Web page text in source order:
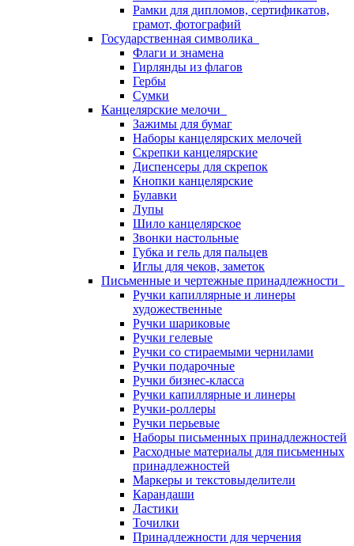
Рамки для дипломов, сертификатов,
грамот, фотографий
Государственная символика
Флаги и знамена
Гирлянды из флагов
Гербы
Сумки
Канцелярские мелочи
Зажимы для бумаг
Наборы канцелярских мелочей
Скрепки канцелярские
Диспенсеры для скрепок
Кнопки канцелярские
Булавки
Лупы
Шило канцелярское
Звонки настольные
Губка и гель для пальцев
Иглы для чеков, заметок
Письменные и чертежные принадлежности
Ручки капиллярные и линеры
художественные
Ручки шариковые
Ручки гелевые
Ручки со стираемыми чернилами
Ручки подарочные
Ручки бизнес-класса
Ручки капиллярные и линеры
Ручки-роллеры
Ручки перьевые
Наборы письменных принадлежностей
Расходные материалы для письменных
принадлежностей
Маркеры и текстовыделители
Карандаши
Ластики
Точилки
Принадлежности для черчения